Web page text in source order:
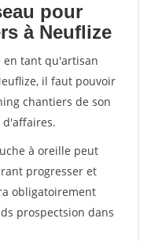
pour
à Neuflize
en tant qu'artisan
il faut pouvoir
chantiers de son
à oreille peut
progresser et
obligatoirement
prospectsion dans